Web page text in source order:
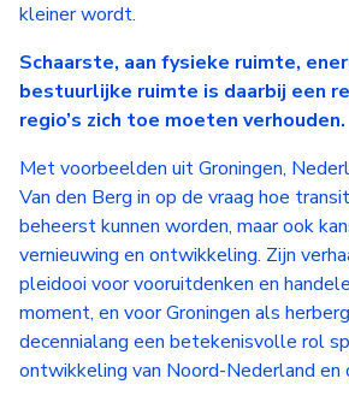
kleiner wordt.
Schaarste, aan fysieke ruimte,
bestuurlijke ruimte is daarbij een
regio’s zich toe moeten verhouden.
Met voorbeelden uit Groningen,
Van den Berg in op de vraag hoe
beheerst kunnen worden, maar ook
vernieuwing en ontwikkeling. Zijn
pleidooi voor vooruitdenken en
moment, en voor Groningen als
decennialang een betekenisvolle rol
ontwikkeling van Noord-Nederland en